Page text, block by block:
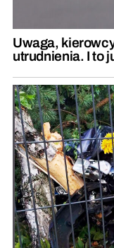
Uwaga,
utrudnienia. I to